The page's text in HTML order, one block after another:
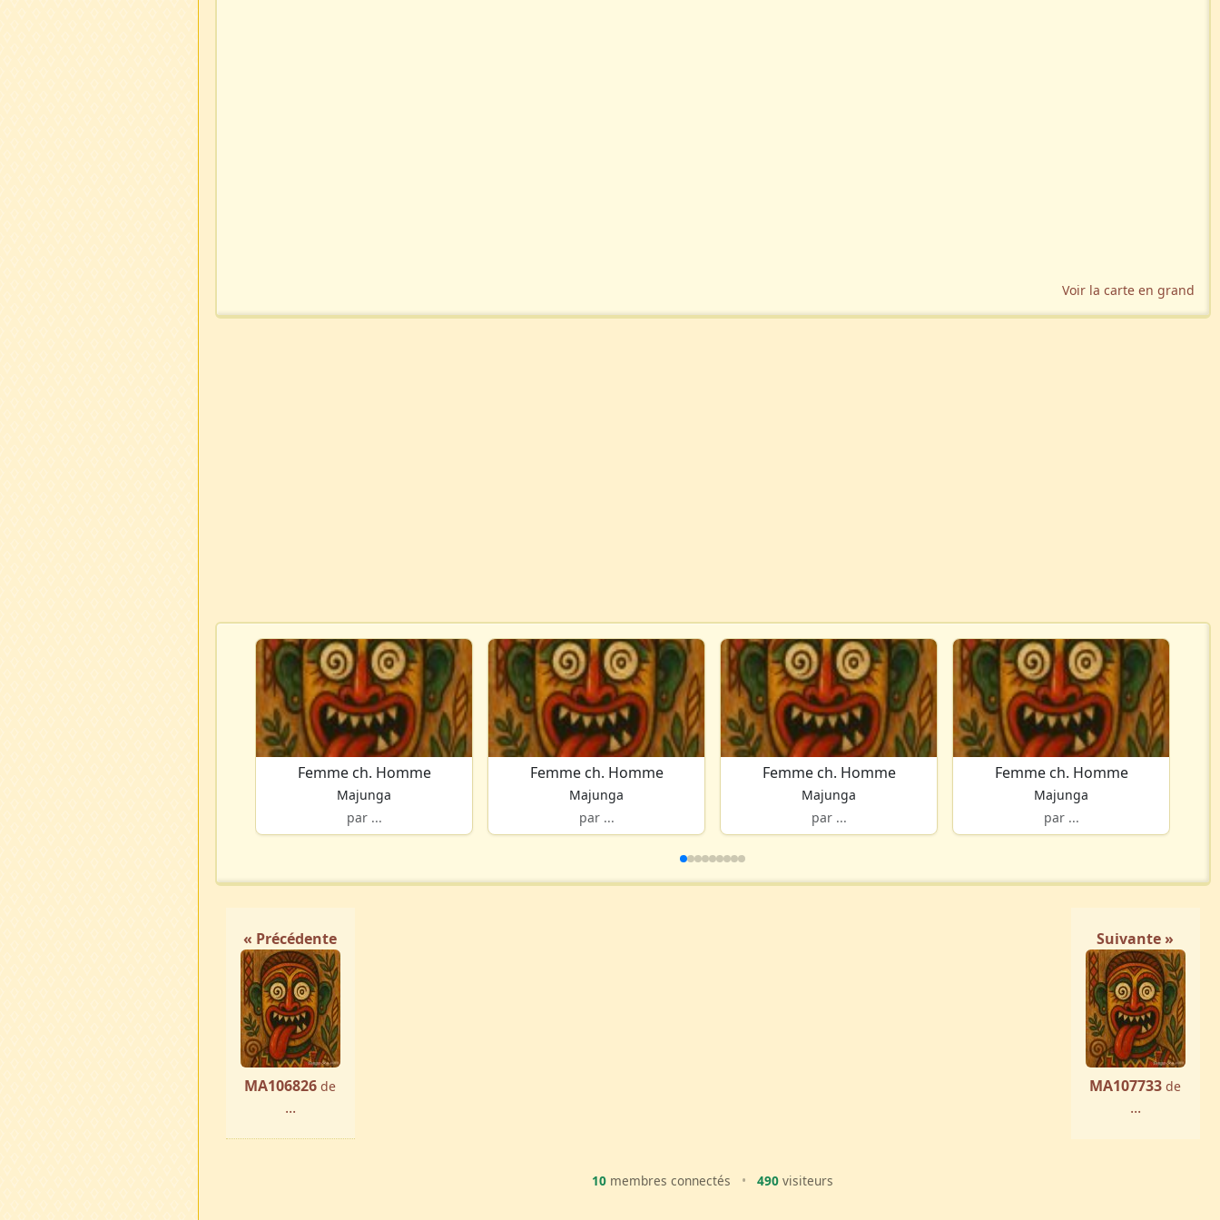
Voir la carte en grand
Femme ch. Homme
Majunga
par ...
Femme ch. Homme
Majunga
par ...
Femme ch. Homme
Majunga
par ...
Femme ch. Homme
Majunga
par ...
« Précédente
MA106826 de
...
Suivante »
MA107733 de
...
10 membres connectés • 490 visiteurs